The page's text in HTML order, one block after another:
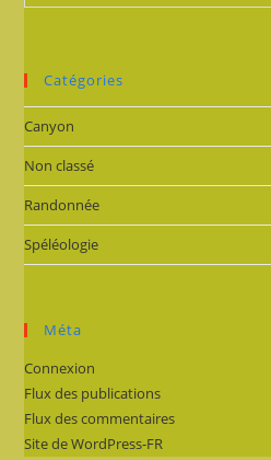
Catégories
Canyon
Non classé
Randonnée
Spéléologie
Méta
Connexion
Flux des publications
Flux des commentaires
Site de WordPress-FR